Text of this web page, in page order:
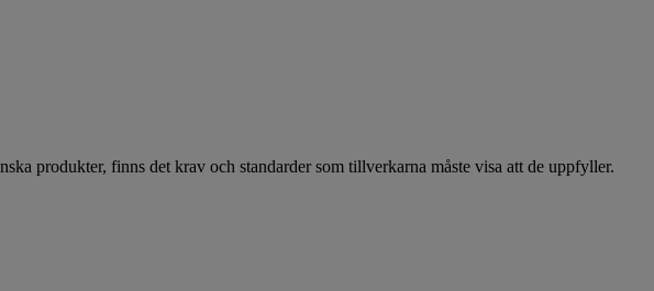
produkter, finns det krav och standarder som tillverkarna måste visa att de uppfyller.